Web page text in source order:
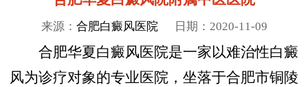
来源： 合肥白癜风医院日期：2020-11-09
合肥华夏白癜风医院是一家以难治性白癜
风为诊疗对象的专业医院，坐落于合肥市铜陵